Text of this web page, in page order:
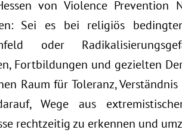
von Violence
Sei es bei religiös
oder
Fortbildungen und gezielten
Raum für Toleranz,
Wege aus
rechtzeitig zu erkennen und